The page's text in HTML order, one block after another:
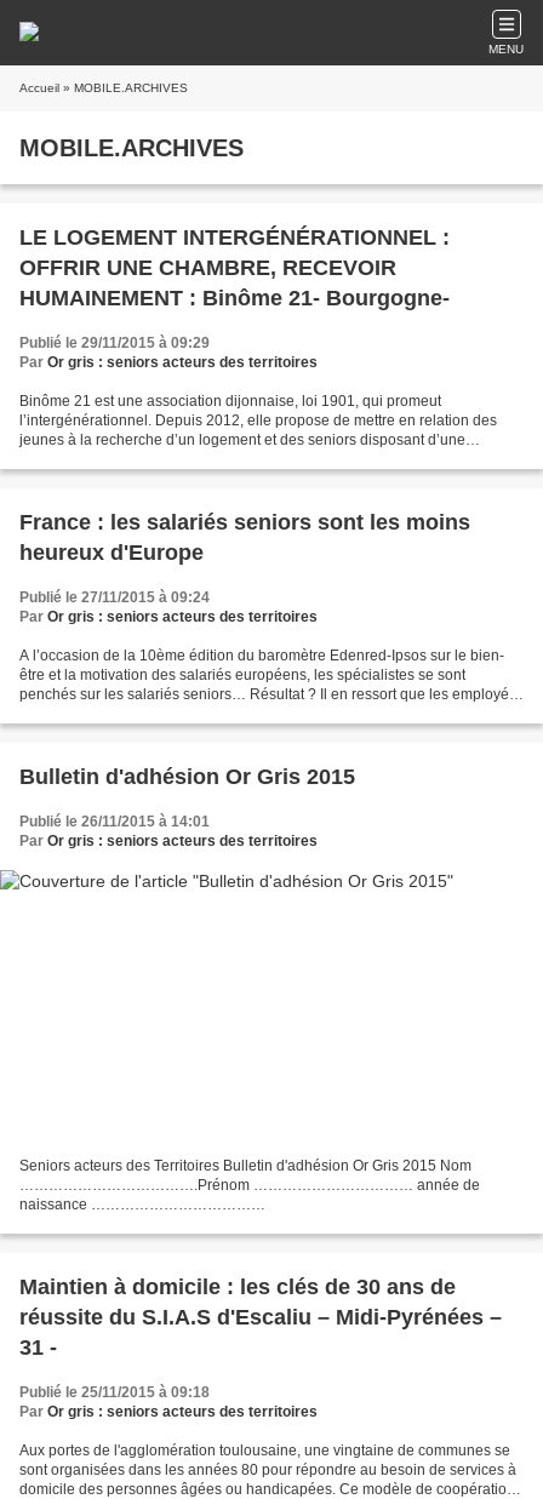
MENU
Accueil » MOBILE.ARCHIVES
MOBILE.ARCHIVES
LE LOGEMENT INTERGÉNÉRATIONNEL :
OFFRIR UNE CHAMBRE, RECEVOIR
HUMAINEMENT : Binôme 21- Bourgogne-
Publié le 29/11/2015 à 09:29
Par Or gris : seniors acteurs des territoires
Binôme 21 est une association dijonnaise, loi 1901, qui promeut
l’intergénérationnel. Depuis 2012, elle propose de mettre en relation des
jeunes à la recherche d’un logement et des seniors disposant d’une
France : les salariés seniors sont les moins
heureux d'Europe
Publié le 27/11/2015 à 09:24
Par Or gris : seniors acteurs des territoires
A l’occasion de la 10ème édition du baromètre Edenred-Ipsos sur le bien-
être et la motivation des salariés européens, les spécialistes se sont
penchés sur les salariés seniors… Résultat ? Il en ressort que les employés
Bulletin d'adhésion Or Gris 2015
Publié le 26/11/2015 à 14:01
Par Or gris : seniors acteurs des territoires
Seniors acteurs des Territoires Bulletin d'adhésion Or Gris 2015 Nom
……………………………….Prénom …………………………… année de
naissance ……………………………
Téléphone ………………………… Mail ……………………………………
Maintien à domicile : les clés de 30 ans de
réussite du S.I.A.S d'Escaliu – Midi-Pyrénées –
31 -
Publié le 25/11/2015 à 09:18
Par Or gris : seniors acteurs des territoires
Aux portes de l'agglomération toulousaine, une vingtaine de communes se
sont organisées dans les années 80 pour répondre au besoin de services à
domicile des personnes âgées ou handicapées. Ce modèle de coopération